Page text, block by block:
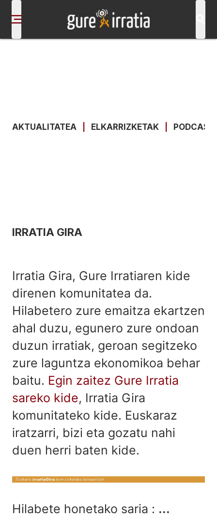
AKTUALITATEA ELKARRIZKETAK
IRRATIA GIRA
Irratia Gira, Gure Irratiaren kide
direnen komunitatea da.
Hilabetero zure emaitza ekartzen
ahal duzu, egunero zure ondoan
duzun irratiak, geroan segitzeko
zure laguntza ekonomikoa behar
baitu. Egin zaitez Gure Irratia
sareko kide, Irratia Gira
komunitateko kide. Euskaraz
iratzarri, bizi eta gozatu nahi
duen herri baten kide.
Hilabete honetako saria : ...